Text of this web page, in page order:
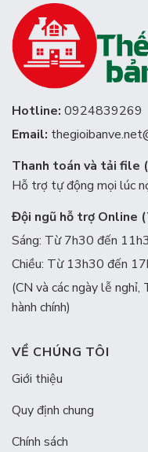
Hotline: 0924839269
Email:
Thanh toán và tải file
Hỗ trợ tự động mọi lúc
Đội ngũ hỗ trợ Online
Sáng: Từ 7h30 đến
Chiều: Từ 13h30 đến
(CN và các ngày lễ
hành chính)
VỀ CHÚNG TÔI
Giới thiệu
Quy định chung
Chính sách